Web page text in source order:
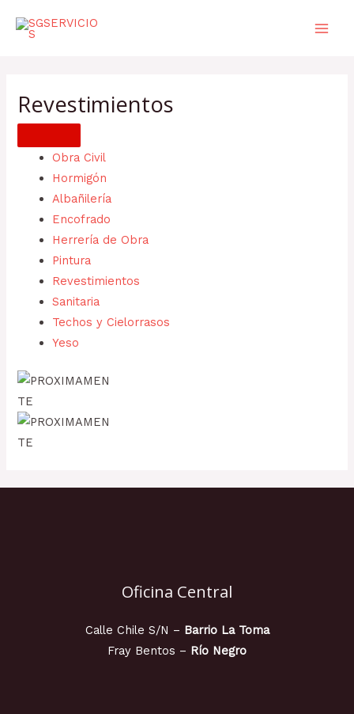
Revestimientos
Obra Civil
Hormigón
Albañilería
Encofrado
Herrería de Obra
Pintura
Revestimientos
Sanitaria
Techos y Cielorrasos
Yeso
Oficina Central
Calle Chile S/N – Barrio La Toma
Fray Bentos – Río Negro